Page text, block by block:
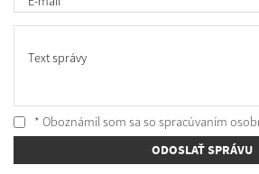
Text správy
* Oboznámil som sa so spracúvaním
ODOSLAŤ SPRÁVU